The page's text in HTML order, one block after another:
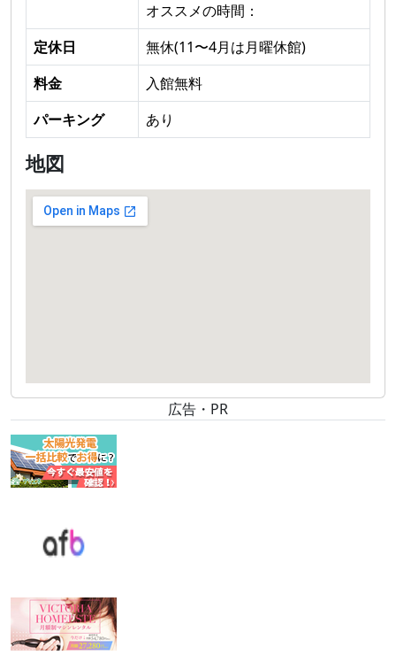
オススメの時間：
定休日
無休(11〜4月は月曜休館)
料金
入館無料
パーキング
あり
地図
広告・PR